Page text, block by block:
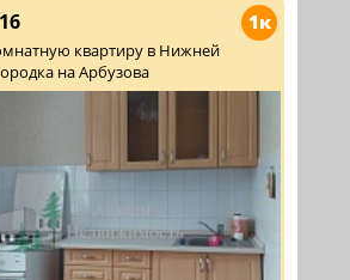
1к
квартиру в Нижней
на Арбузова